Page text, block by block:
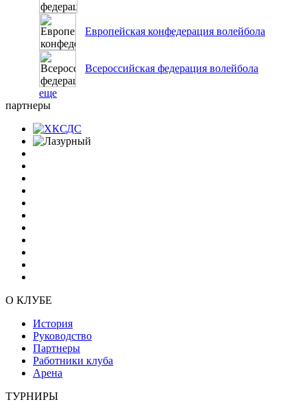
Европейская конфедерация волейбола
Всероссийская федерация волейбола
еще
партнеры
О КЛУБЕ
История
Руководство
Партнеры
Работники клуба
Арена
ТУРНИРЫ